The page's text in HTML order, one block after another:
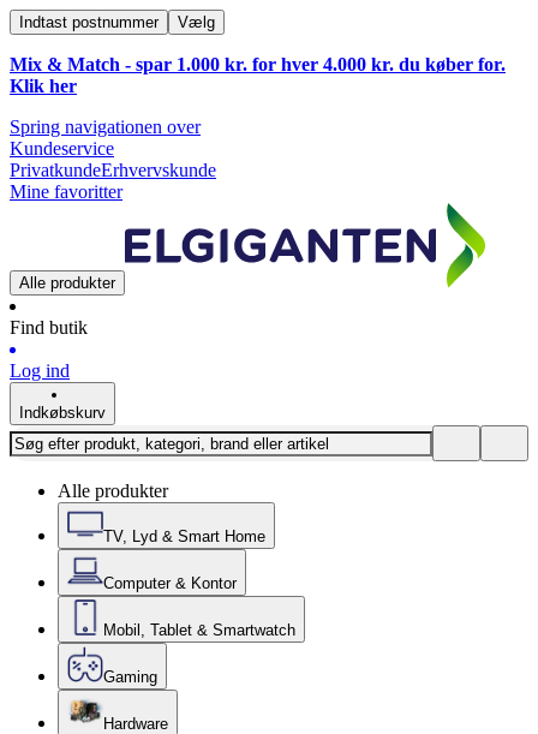
Indtast postnummer Vælg
Mix & Match - spar 1.000 kr. for hver 4.000 kr. du køber for.
Klik her
Spring navigationen over
Kundeservice
PrivatkundeErhvervskunde
Mine favoritter
Alle produkter
Find butik
Log ind
Indkøbskurv
Alle produkter
TV, Lyd & Smart Home
Computer & Kontor
Mobil, Tablet & Smartwatch
Gaming
Hardware